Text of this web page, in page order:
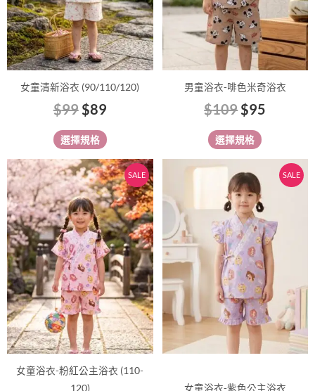
女童清新浴衣 (90/110/120)
$99$89
選擇規格
式。
可
在
產
頁
面
選
擇
選
項
男童浴衣-啡色米奇浴衣
$109$95
選擇規格
式。
可
在
產
頁
面
選
擇
項
SALE
女童浴衣-粉紅公主浴衣 (110-
120)
原
始
價
格：
$109。
目
前
價
格：
$95。
此
產
品
有
多
種
款
式。
可
在
產
頁
SALE
女童浴衣-紫色公主浴衣
原
始
價
格：
$109。
目
格：
$95。
產
品
有
多
種
款
式。
可
在
產